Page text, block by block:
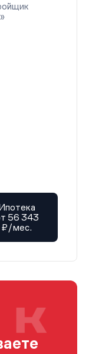
56 343
₽/мес.